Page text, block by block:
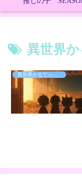
異世界
異世界かるてっと３